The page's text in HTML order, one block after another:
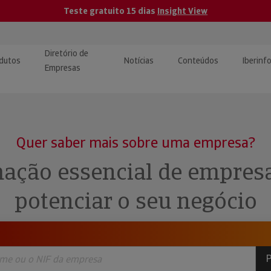
Teste gratuito 15 dias Insight View
de Créditos
Diretório de
Empresas
Notícias Conteúdos
Quer saber mais sobre uma empresa?
essencial de
potenciar o seu negócio